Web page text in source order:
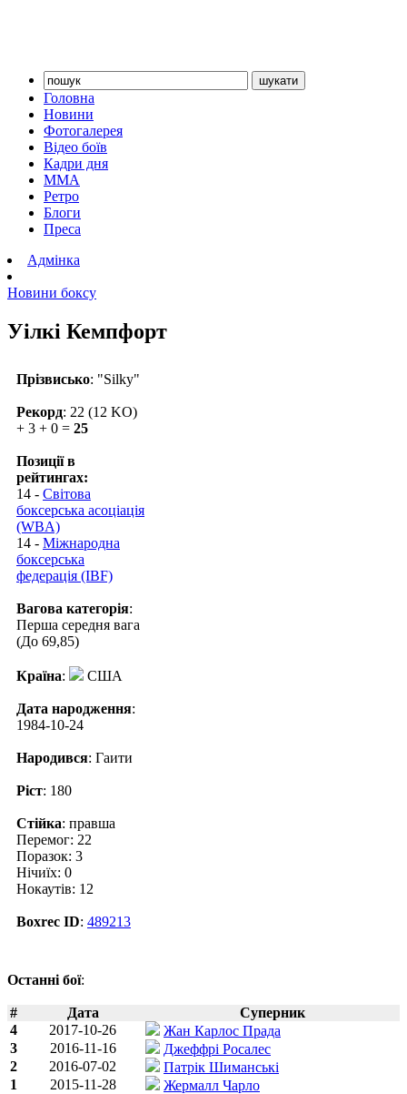
Головна
Новини
Фотогалерея
Відео боїв
Кадри дня
ММА
Ретро
Блоги
Преса
Адмінка
Новини боксу
Уілкі Кемпфорт
Прізвисько: "Silky"
Рекорд: 22 (12 KO)
+ 3 + 0 = 25
Позиції в
рейтингах:
14 - Світова
боксерська асоціація
(WBA)
14 - Міжнародна
боксерська
федерація (IBF)
Вагова категорія:
Перша середня вага
(До 69,85)
Країна: США
Дата народження:
1984-10-24
Народився: Гаити
Ріст: 180
Стійка: правша
Перемог: 22
Поразок: 3
Нічиїх: 0
Нокаутів: 12
Boxrec ID: 489213
Останні бої:
# Дата
Суперник
4
2017-10-26
Жан Карлос Прада
3
2016-11-16
Джеффрі Росалес
2
2016-07-02
Патрік Шиманські
1
2015-11-28 Жермалл Чарло